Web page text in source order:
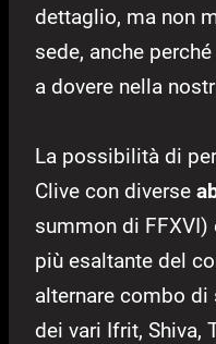
dettaglio, ma non
sede, anche
a dovere nella
La possibilità di
Clive con diverse
summon di FFXVI)
più esaltante del
alternare combo
dei vari Ifrit, Shiva,